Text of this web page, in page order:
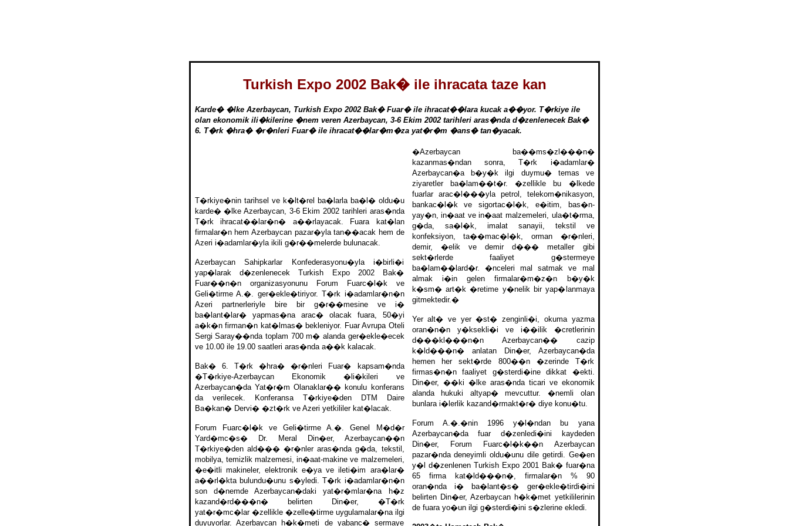
Turkish Expo 2002 Bak� ile ihracata taze kan
Karde� �lke Azerbaycan, Turkish Expo 2002 Bak� Fuar� ile ihracat��lara kucak a��yor. T�rkiye ile
olan ekonomik ili�kilerine �nem veren Azerbaycan, 3-6 Ekim 2002 tarihleri aras�nda d�zenlenecek Bak�
6. T�rk �hra� �r�nleri Fuar� ile ihracat��lar�m�za yat�r�m �ans� tan�yacak.
�Azerbaycan ba��ms�zl���n�
kazanmas�ndan sonra, T�rk i�adamlar�
Azerbaycan�a b�y�k ilgi duymu� temas ve
ziyaretler ba�lam��t�r. �zellikle bu �lkede
fuarlar arac�l���yla petrol, telekom�nikasyon,
bankac�l�k ve sigortac�l�k, e�itim, bas�n-
yay�n, in�aat ve in�aat malzemeleri, ula�t�rma,
g�da, sa�l�k, imalat sanayii, tekstil ve
konfeksiyon, ta��mac�l�k, orman �r�nleri,
demir, �elik ve demir d��� metaller gibi
sekt�rlerde faaliyet g�stermeye
ba�lam��lard�r. �nceleri mal satmak ve mal
almak i�in gelen firmalar�m�z�n b�y�k
k�sm� art�k �retime y�nelik bir yap�lanmaya
gitmektedir.�
Yer alt� ve yer �st� zenginli�i, okuma yazma
oran�n�n y�ksekli�i ve i��ilik �cretlerinin
d���kl���n�n Azerbaycan�� cazip
k�ld���n� anlatan Din�er, Azerbaycan�da
hemen her sekt�rde 800��n �zerinde T�rk
firmas�n�n faaliyet g�sterdi�ine dikkat �ekti.
Din�er, ��ki �lke aras�nda ticari ve ekonomik
alanda hukuki altyap� mevcuttur. �nemli olan
bunlara i�lerlik kazand�rmakt�r� diye konu�tu.
Forum A.�.�nin 1996 y�l�ndan bu yana
Azerbaycan�da fuar d�zenledi�ini kaydeden
Din�er, Forum Fuarc�l�k��n Azerbaycan
pazar�nda deneyimli oldu�unu dile getirdi. Ge�en
y�l d�zenlenen Turkish Expo 2001 Bak� fuar�na
65 firma kat�ld���n�, firmalar�n % 90
oran�nda i� ba�lant�s� ger�ekle�tirdi�ini
belirten Din�er, Azerbaycan h�k�met yetkililerinin
de fuara yo�un ilgi g�sterdi�ini s�zlerine ekledi.
T�rkiye�nin tarihsel ve k�lt�rel ba�larla ba�l� oldu�u
karde� �lke Azerbaycan, 3-6 Ekim 2002 tarihleri aras�nda
T�rk ihracat��lar�n� a��rlayacak. Fuara kat�lan
firmalar�n hem Azerbaycan pazar�yla tan��acak hem de
Azeri i�adamlar�yla ikili g�r��melerde bulunacak.
Azerbaycan Sahipkarlar Konfederasyonu�yla i�birli�i
yap�larak d�zenlenecek Turkish Expo 2002 Bak�
Fuar��n�n organizasyonunu Forum Fuarc�l�k ve
Geli�tirme A.�. ger�ekle�tiriyor. T�rk i�adamlar�n�n
Azeri partnerleriyle bire bir g�r��mesine ve i�
ba�lant�lar� yapmas�na arac� olacak fuara, 50�yi
a�k�n firman�n kat�lmas� bekleniyor. Fuar Avrupa Oteli
Sergi Saray��nda toplam 700 m� alanda ger�ekle�ecek
ve 10.00 ile 19.00 saatleri aras�nda a��k kalacak.
Bak� 6. T�rk �hra� �r�nleri Fuar� kapsam�nda
�T�rkiye-Azerbaycan Ekonomik �li�kileri ve
Azerbaycan�da Yat�r�m Olanaklar�� konulu konferans
da verilecek. Konferansa T�rkiye�den DTM Daire
Ba�kan� Dervi� �zt�rk ve Azeri yetkililer kat�lacak.
Forum Fuarc�l�k ve Geli�tirme A.�. Genel M�d�r
Yard�mc�s� Dr. Meral Din�er, Azerbaycan��n
T�rkiye�den ald��� �r�nler aras�nda g�da, tekstil,
mobilya, temizlik malzemesi, in�aat-makine ve malzemeleri,
�e�itli makineler, elektronik e�ya ve ileti�im ara�lar�
a��rl�kta bulundu�unu s�yledi. T�rk i�adamlar�n�n
son d�nemde Azerbaycan�daki yat�r�mlar�na h�z
kazand�rd���n� belirten Din�er, �T�rk
yat�r�mc�lar �zellikle �zelle�tirme uygulamalar�na ilgi
duyuyorlar. Azerbaycan h�k�meti de yabanc� sermaye